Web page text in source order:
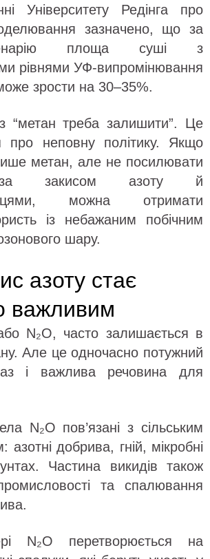
Університету Редінга про
зазначено, що за
площа суші з
рівнями УФ-випромінювання
зрости на 30–35%.
“метан треба залишити”. Це
про неповну політику. Якщо
метан, але не посилювати
за закисом азоту й
можна отримати
із небажаним побічним
шару.
азоту стає
важливим
N₂O, часто залишається в
Але це одночасно потужний
і важлива речовина для
N₂O пов’язані з сільським
азотні добрива, гній, мікробні
Частина викидів також
та спалювання
N₂O перетворюється на